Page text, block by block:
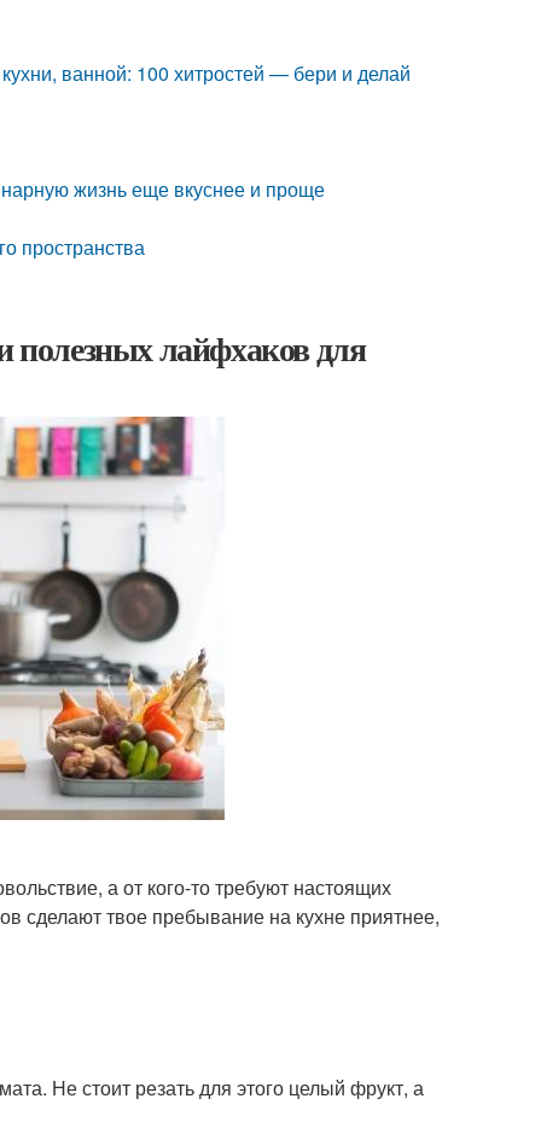
ванной: 100 хитростей — бери и делай
жизнь еще вкуснее и проще
пространства
полезных лайфхаков для
а от кого-то требуют настоящих
сделают твое пребывание на кухне приятнее,
Не стоит резать для этого целый фрукт, а